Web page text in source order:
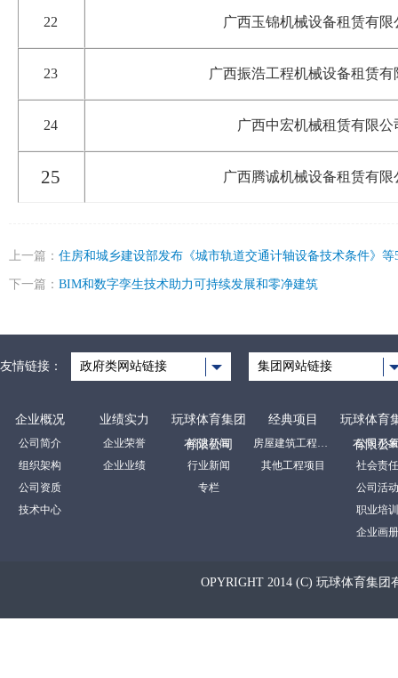
22 广西玉锦机械设备租赁有限
23 广西振浩工程机械设备租赁有
24 广西中宏机械租赁有限公
25 广西腾诚机械设备租赁有限
上一篇： 住房和城乡建设部发布《城市轨道交通计轴设备技术条件》等
下一篇： BIM和数字孪生技术助力可持续发展和零净建筑
友情链接： 政府类网站链接 集团网站链接
企业概况
公司简介
组织架构
公司资质
技术中心
业绩实力
企业荣誉
企业业绩
玩球体育集团
有限公司
裕达新闻
行业新闻
专栏
经典项目
房屋建筑工程项目
其他工程项目
玩球体育
有限公
公司形象
社会责任
公司活动
职业培训
企业画册
OPYRIGHT 2014 (C) 玩球体育集团